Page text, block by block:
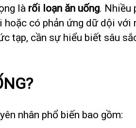
là rối loạn ăn uống. Nhiều
có phản ứng dữ dội với
tạp, cần sự hiểu biết sâu
nhân phổ biến bao gồm: